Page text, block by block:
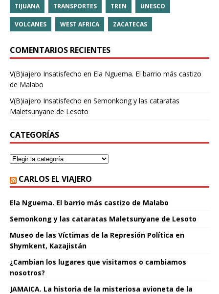
TIJUANA TRANSPORTES TREN UNESCO
VOLCANES WEST AFRICA ZACATECAS
COMENTARIOS RECIENTES
V(B)iajero Insatisfecho en Ela Nguema. El barrio más castizo
de Malabo
V(B)iajero Insatisfecho en Semonkong y las cataratas
Maletsunyane de Lesoto
CATEGORÍAS
CARLOS EL VIAJERO
Ela Nguema. El barrio más castizo de Malabo
Semonkong y las cataratas Maletsunyane de Lesoto
Museo de las Víctimas de la Represión Política en
Shymkent, Kazajistán
¿Cambian los lugares que visitamos o cambiamos
nosotros?
JAMAICA. La historia de la misteriosa avioneta de la